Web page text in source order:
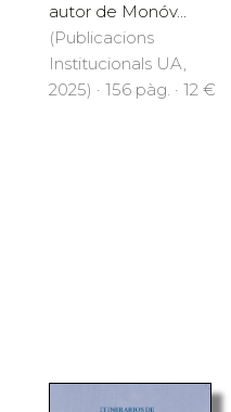
autor de Monóv...
(Publicacions
Institucionals UA,
2025) · 156 pàg. · 12 €